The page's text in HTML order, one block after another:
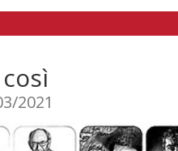
2021